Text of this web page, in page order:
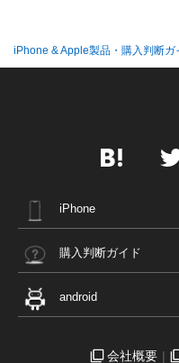
iPhone & Apple製品・購入判断
iPhone
購入判断ガイド
android
会社概要